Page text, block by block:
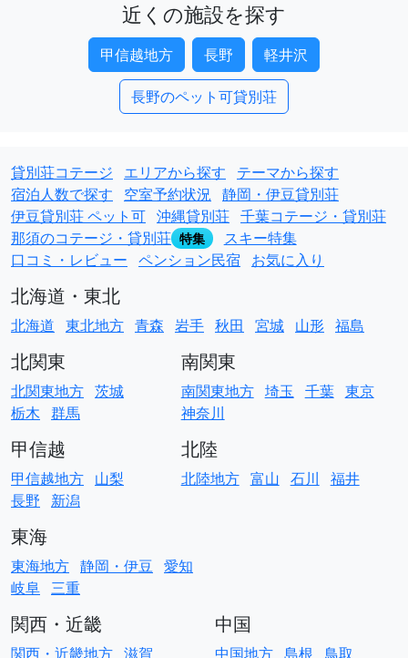
近くの施設を探す
甲信越地方 長野 軽井沢
長野のペット可貸別荘
貸別荘コテージ エリアから探す
テーマから探す
宿泊人数で探す
空室予約状況 静岡・伊豆貸別荘
伊豆貸別荘 ペット可 沖縄貸別荘 千葉コテージ・貸別荘
那須のコテージ・貸別荘 特集
スキー特集
口コミ・レビュー ペンション民宿 お気に入り
北海道・東北
北海道 東北地方 青森 岩手 秋田 宮城 山形 福島
北関東
北関東地方 茨城
栃木 群馬
南関東
南関東地方 埼玉 千葉 東京
神奈川
甲信越
甲信越地方 山梨
長野
新潟
北陸
北陸地方 富山 石川 福井
東海
東海地方 静岡・伊豆 愛知
岐阜 三重
関西・近畿
関西・近畿地方 滋賀
中国
中国地方 島根 鳥取